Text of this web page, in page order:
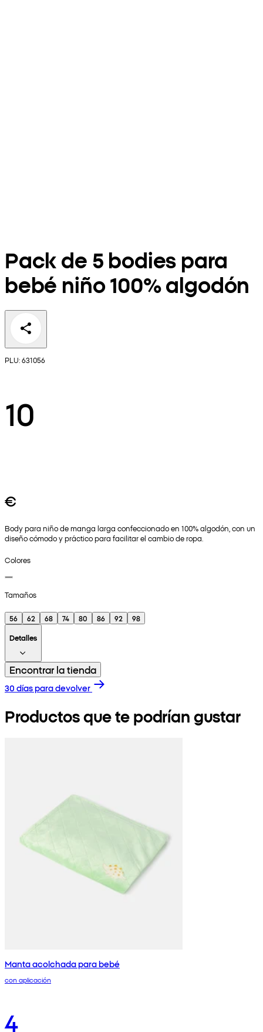
Pack de 5 bodies para
bebé niño 100% algodón
PLU: 631056
10
€
Body para niño de manga larga confeccionado en 100% algodón, con un
diseño cómodo y práctico para facilitar el cambio de ropa.
Colores
Tamaños
56 62 68 74 80 86 92
98
Detalles
Encontrar la tienda
30 días para devolver
Productos que te podrían gustar
Manta acolchada para bebé
con aplicación
4